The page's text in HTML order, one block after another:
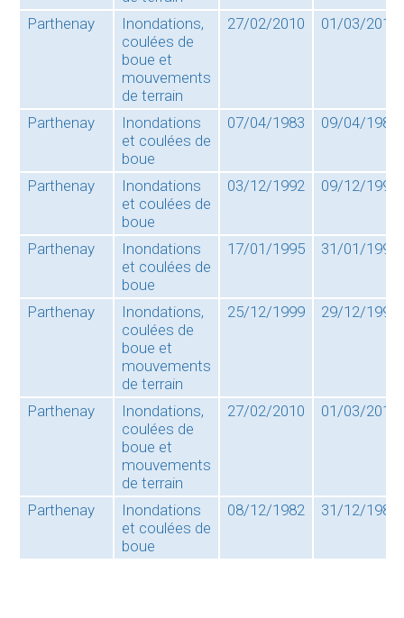
Parthenay
Inondations,
coulées de
boue et
mouvements
de terrain
27/02/2010 01/03/2010
Parthenay
Inondations
et coulées de
boue
07/04/1983 09/04/1983
Parthenay
Inondations
et coulées de
boue
03/12/1992 09/12/1992
Parthenay
Inondations
et coulées de
boue
17/01/1995 31/01/1995
Parthenay
Inondations,
coulées de
boue et
mouvements
de terrain
25/12/1999 29/12/1999
Parthenay
Inondations,
coulées de
boue et
mouvements
de terrain
27/02/2010 01/03/2010
Parthenay
Inondations
et coulées de
boue
08/12/1982 31/12/1982